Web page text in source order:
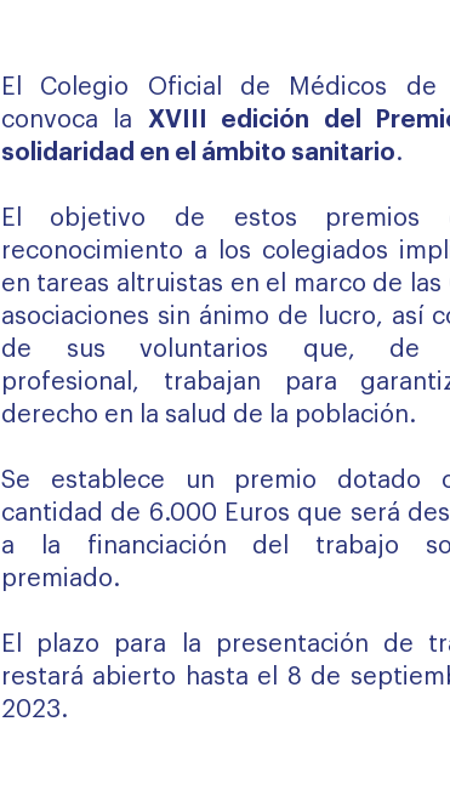
El Colegio Oficial de Médicos de
convoca la XVIII edición del
solidaridad en el ámbito sanitario.
El objetivo de estos premios
reconocimiento a los colegiados
en tareas altruistas en el marco de las
asociaciones sin ánimo de lucro, así
de sus voluntarios que, de
profesional, trabajan para
derecho en la salud de la población.
Se establece un premio dotado
cantidad de 6.000 Euros que será
a la financiación del trabajo
premiado.
El plazo para la presentación de
restará abierto hasta el 8 de
2023.